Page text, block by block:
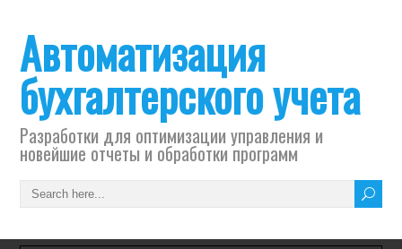
Автоматизация
бухгалтерского учета
Разработки для оптимизации управления и
новейшие отчеты и обработки программ